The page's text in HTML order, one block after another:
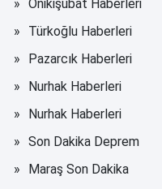
Onikişubat Haberleri
Türkoğlu Haberleri
Pazarcık Haberleri
Nurhak Haberleri
Nurhak Haberleri
Son Dakika Deprem
Maraş Son Dakika